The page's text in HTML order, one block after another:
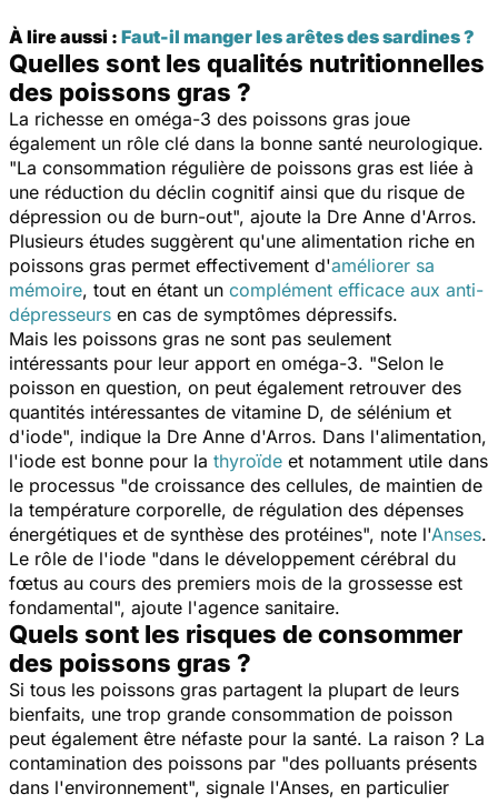
À lire aussi : Faut-il manger les arêtes des sardines ?
Quelles sont les qualités nutritionnelles
des poissons gras ?
La richesse en oméga-3 des poissons gras joue
également un rôle clé dans la bonne santé neurologique.
"La consommation régulière de poissons gras est liée à
une réduction du déclin cognitif ainsi que du risque de
dépression ou de burn-out", ajoute la Dre Anne d'Arros.
Plusieurs études suggèrent qu'une alimentation riche en
poissons gras permet effectivement d'améliorer sa
mémoire, tout en étant un complément efficace aux anti-
dépresseurs en cas de symptômes dépressifs.
Mais les poissons gras ne sont pas seulement
intéressants pour leur apport en oméga-3. "Selon le
poisson en question, on peut également retrouver des
quantités intéressantes de vitamine D, de sélénium et
d'iode", indique la Dre Anne d'Arros. Dans l'alimentation,
l'iode est bonne pour la thyroïde et notamment utile dans
le processus "de croissance des cellules, de maintien de
la température corporelle, de régulation des dépenses
énergétiques et de synthèse des protéines", note l'Anses.
Le rôle de l'iode "dans le développement cérébral du
fœtus au cours des premiers mois de la grossesse est
fondamental", ajoute l'agence sanitaire.
Quels sont les risques de consommer
des poissons gras ?
Si tous les poissons gras partagent la plupart de leurs
bienfaits, une trop grande consommation de poisson
peut également être néfaste pour la santé. La raison ? La
contamination des poissons par "des polluants présents
dans l'environnement", signale l'Anses, en particulier